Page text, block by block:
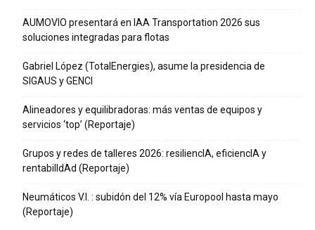
AUMOVIO presentará en IAA Transportation 2026 sus
soluciones integradas para flotas
Gabriel López (TotalEnergies), asume la presidencia de
SIGAUS y GENCI
Alineadores y equilibradoras: más ventas de equipos y
servicios ‘top’ (Reportaje)
Grupos y redes de talleres 2026: resiliencIA, eficiencIA y
rentabilIdAd (Reportaje)
Neumáticos V.I. : subidón del 12% vía Europool hasta mayo
(Reportaje)